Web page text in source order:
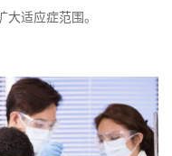
适应症范围。